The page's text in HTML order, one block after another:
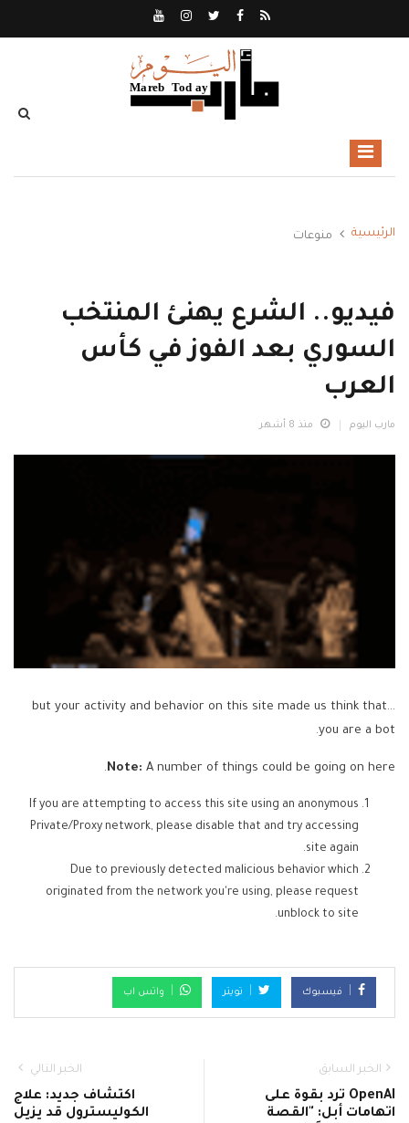
الرئيسية منوعات
فيديو.. الشرع يهنئ المنتخب
السوري بعد الفوز في كأس
العرب
مارب اليوم منذ 8 أشهر
...but your activity and behavior on this site made us think that
you are a bot.
Note: A number of things could be going on here.
If you are attempting to access this site using an anonymous
Private/Proxy network, please disable that and try accessing
site again.
Due to previously detected malicious behavior which
originated from the network you're using, please request
unblock to site.
فيسبوك تويتر واتس اب
الخبر السابق
OpenAI ترد بقوة على
اتهامات أبل: "القصة
الخبر التالي
اكتشاف جديد: علاج
الكوليسترول قد يزيل